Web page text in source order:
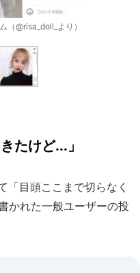
（@risa_doll_より）
たけど...」
目頭ここまで切らなく
かれた一般ユーザーの投